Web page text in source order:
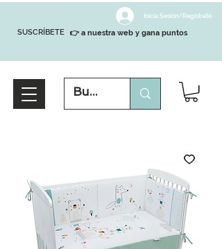
SUSCRÍBETE
Inicia Sesión/Regístrate
👉 a nuestra web y gana puntos